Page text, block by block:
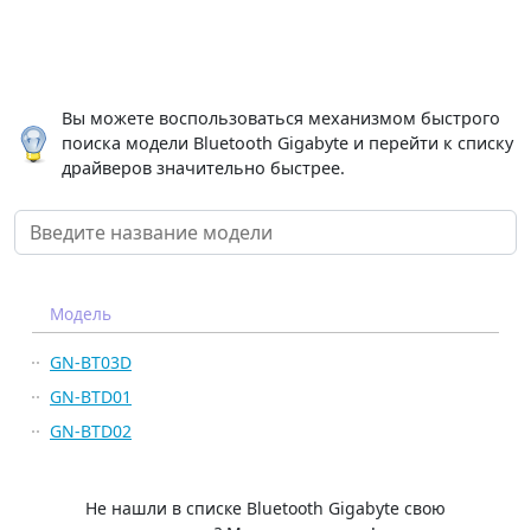
Вы можете воспользоваться механизмом быстрого
поиска модели Bluetooth Gigabyte и перейти к списку
драйверов значительно быстрее.
Модель
GN-BT03D
GN-BTD01
GN-BTD02
Не нашли в списке Bluetooth Gigabyte свою